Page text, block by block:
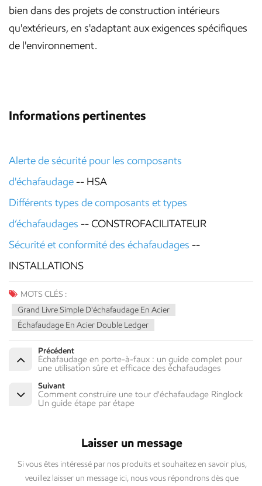
bien dans des projets de construction intérieurs
qu'extérieurs, en s'adaptant aux exigences spécifiques
de l'environnement.
Informations pertinentes
Alerte de sécurité pour les composants
d'échafaudage-- HSA
Différents types de composants et types
d’échafaudages -- CONSTROFACILITATEUR
Sécurité et conformité des échafaudages --
INSTALLATIONS
MOTS CLÉS :
Grand Livre Simple D'échafaudage En Acier
Échafaudage En Acier Double Ledger
Précédent
Échafaudage en porte-à-faux : un guide complet pour
une utilisation sûre et efficace des échafaudages
Suivant
Comment construire une tour d'échafaudage Ringlock
Un guide étape par étape
Laisser un message
Si vous êtes intéressé par nos produits et souhaitez en savoir plus,
veuillez laisser un message ici, nous vous répondrons dès que